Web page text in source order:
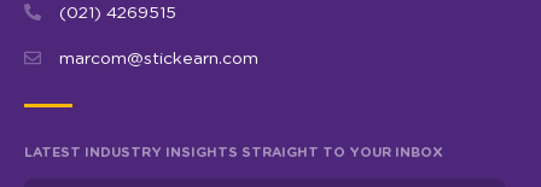
(021) 4269515
marcom@stickearn.com
LATEST INDUSTRY INSIGHTS STRAIGHT TO YOUR INBOX